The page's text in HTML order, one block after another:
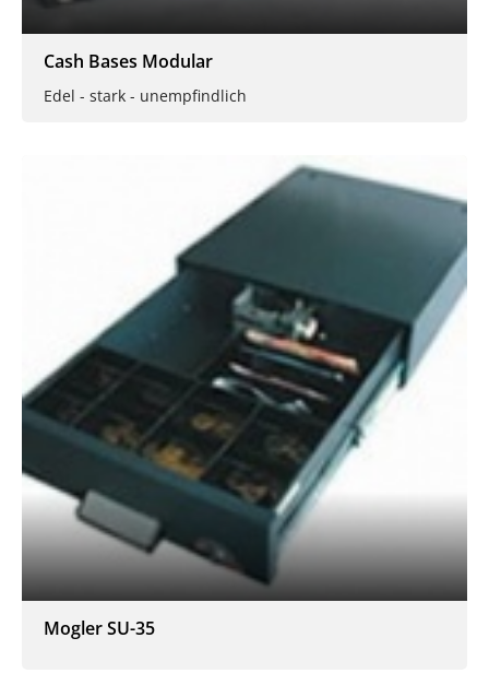
Cash Bases Modular
Edel - stark - unempfindlich
Mogler SU-35